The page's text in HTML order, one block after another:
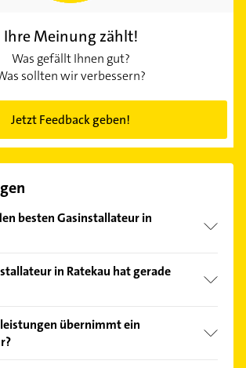
Ihre Meinung zählt!
Was gefällt Ihnen gut?
sollten wir verbessern?
Jetzt Feedback geben!
besten Gasinstallateur in
und profitieren Sie von den
Suchergebnisse können Sie sich
in Ratekau hat gerade
dass diese an Sonn- und
können.
übernimmt ein